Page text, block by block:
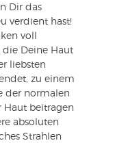
Dir das
verdient hast!
voll
die Deine Haut
liebsten
zu einem
der normalen
Haut beitragen
absoluten
Strahlen